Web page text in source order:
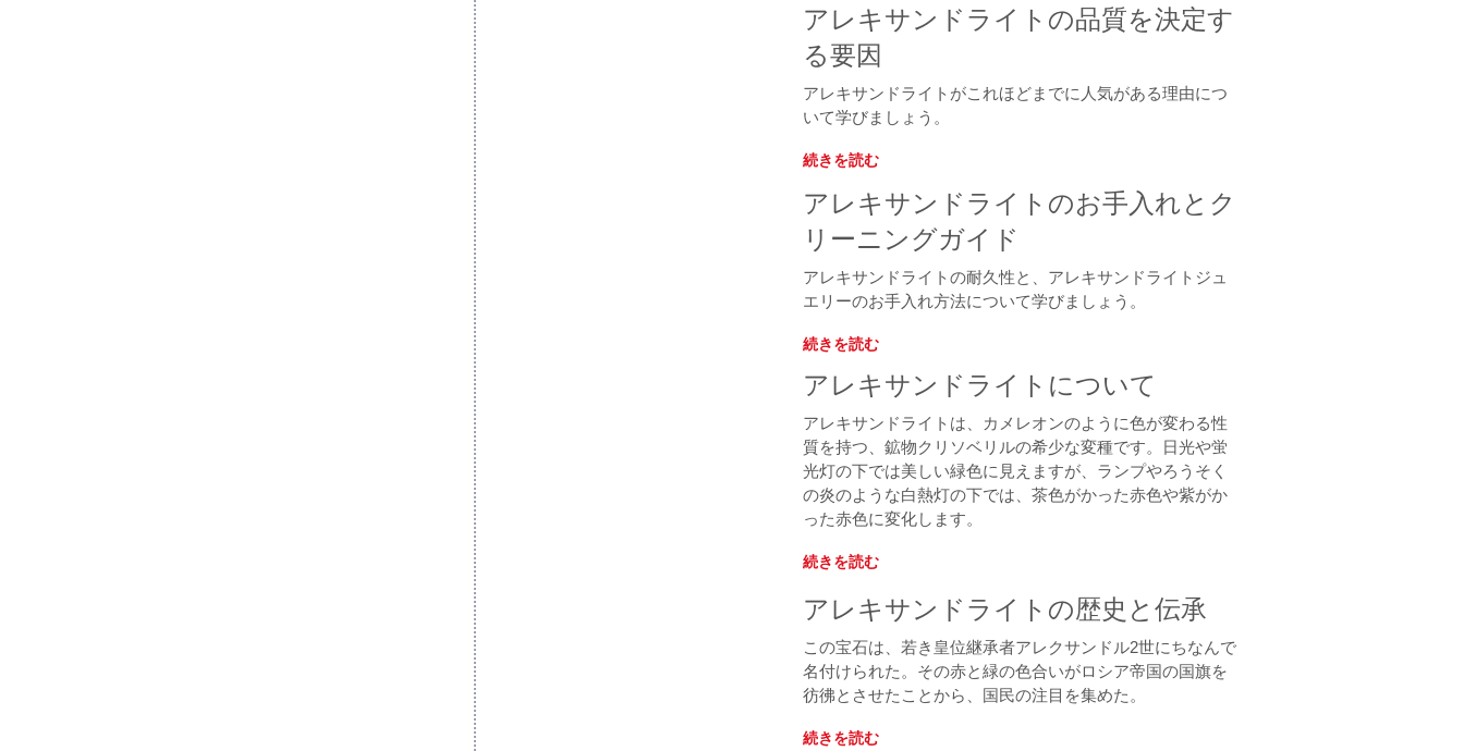
アレキサンドライトの品質を決定す
る要因
アレキサンドライトがこれほどまでに人気がある理由につ
いて学びましょう。
続きを読む
アレキサンドライトのお手入れとク
リーニングガイド
アレキサンドライトの耐久性と、アレキサンドライトジュ
エリーのお手入れ方法について学びましょう。
続きを読む
アレキサンドライトについて
アレキサンドライトは、カメレオンのように色が変わる性
質を持つ、鉱物クリソベリルの希少な変種です。日光や蛍
光灯の下では美しい緑色に見えますが、ランプやろうそく
の炎のような白熱灯の下では、茶色がかった赤色や紫がか
った赤色に変化します。
続きを読む
アレキサンドライトの歴史と伝承
この宝石は、若き皇位継承者アレクサンドル2世にちなんで
名付けられた。その赤と緑の色合いがロシア帝国の国旗を
彷彿とさせたことから、国民の注目を集めた。
続きを読む